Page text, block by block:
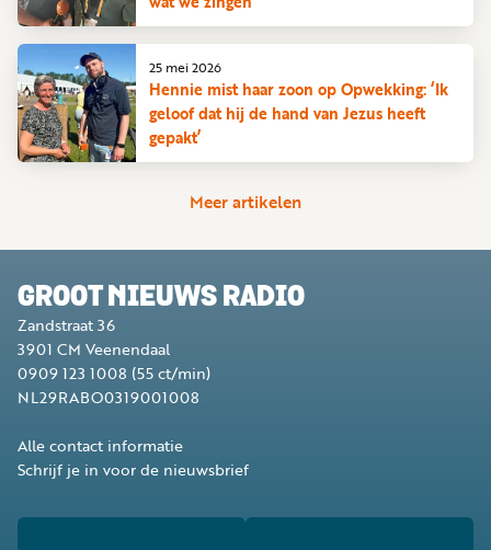
Hennie mist haar zoon op Opwekking: ‘Ik
geloof dat hij de hand van Jezus heeft
gepakt’
25 mei 2026
Meer artikelen
GROOT NIEUWS RADIO
Zandstraat 36
3901 CM Veenendaal
0909 123 1008 (55 ct/min)
NL29RABO0319001008
Alle contact informatie
Schrijf je in voor de nieuwsbrief